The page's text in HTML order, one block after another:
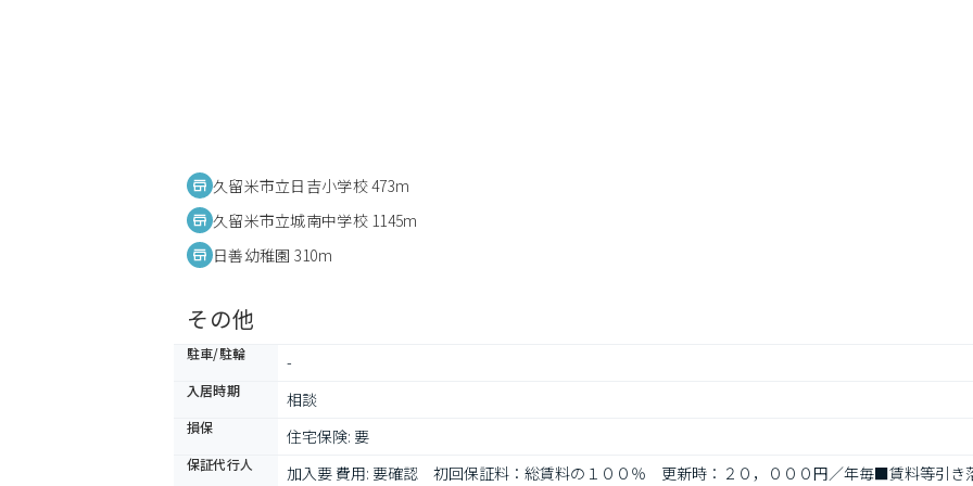
久留米市立日吉小学校 473m
久留米市立城南中学校 1145m
日善幼稚園 310m
その他
駐車/駐輪 -
入居時期 相談
損保 住宅保険: 要
保証代行人 加入要 費用: 要確認　初回保証料：総賃料の１００％　更新時：２０，０００円／年毎■賃料等引き